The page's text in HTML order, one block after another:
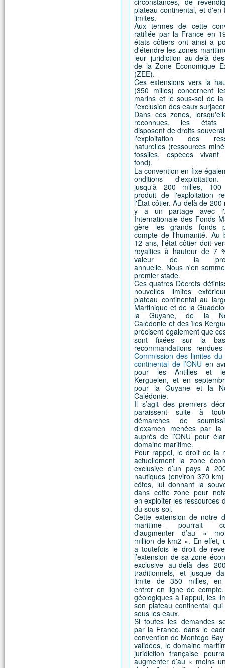
plateau continental, et d'en
limites.
Aux termes de cette
ratifiée par la France en
états côtiers ont ainsi a
d'étendre les zones
leur juridiction au-delà
de la Zone Economique
(ZEE).
Ces extensions vers la
(350 milles) concernent
marins et le sous-sol de
l'exclusion des eaux
Dans ces zones,
reconnues, les états
disposent de droits
l'exploitation des
naturelles (ressources
fossiles, espèces
fond).
La convention en fixe
onditions
jusqu'à 200 milles,
produit de l'exploitation
l'État côtier. Au-delà de 200
y a un partage avec
Internationale des Fonds
gère les grands fonds
compte de l'humanité. Au
12 ans, l'état côtier doit
royalties à hauteur de 7
valeur de la
annuelle. Nous n'en
premier stade.
Ces quatres Décrets
nouvelles limites
plateau continental au
Martinique et de la
la Guyane, de la
Calédonie et des îles
précisent également que
sont fixées sur la
recommandations
Commission des limites du
continental de l’ONU en
pour les Antilles et
Kerguelen, et en
pour la Guyane et la
Calédonie.
Il s’agit des premiers
paraissent suite à
démarches de
d’examen menées par la
auprès de l’ONU pour
domaine maritime.
Pour rappel, le droit de la
actuellement la zone
exclusive d’un pays à
nautiques (environ 370
côtes, lui donnant la
dans cette zone pour
en exploiter les ressources
du sous-sol.
Cette extension de notre
maritime pourrait
d'augmenter d’au «
million de km2 ». En effet,
a toutefois le droit de
l’extension de sa zone
exclusive au-delà des
traditionnels, et jusque
limite de 350 milles, en
entrer en ligne de
géologiques à l’appui, les
son plateau continental qui
sous les eaux.
Si toutes les demandes
par la France, dans le
convention de Montego
validées, le domaine
juridiction française
augmenter d’au « moins